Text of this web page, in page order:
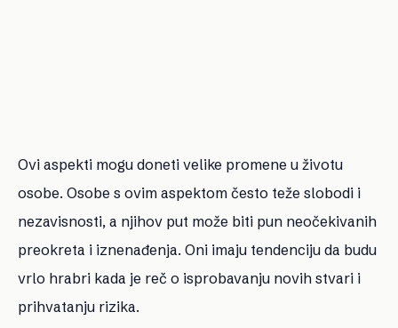
Ovi aspekti mogu doneti velike promene u životu
osobe. Osobe s ovim aspektom često teže slobodi i
nezavisnosti, a njihov put može biti pun neočekivanih
preokreta i iznenađenja. Oni imaju tendenciju da budu
vrlo hrabri kada je reč o isprobavanju novih stvari i
prihvatanju rizika.